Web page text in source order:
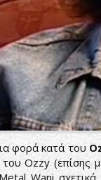
φορά κατά του
Ozzy (επίσης